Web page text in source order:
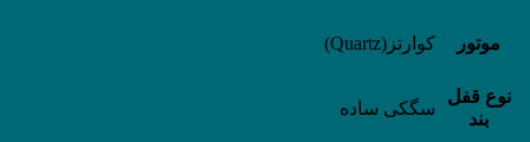
موتور کوارتز(Quartz)
نوع قفل
بند
سگکی ساده